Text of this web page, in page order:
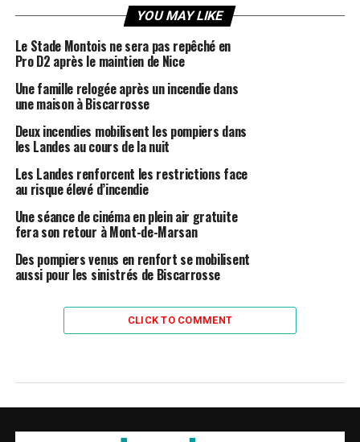
YOU MAY LIKE
Le Stade Montois ne sera pas repêché en
Pro D2 après le maintien de Nice
Une famille relogée après un incendie dans
une maison à Biscarrosse
Deux incendies mobilisent les pompiers dans
les Landes au cours de la nuit
Les Landes renforcent les restrictions face
au risque élevé d’incendie
Une séance de cinéma en plein air gratuite
fera son retour à Mont-de-Marsan
Des pompiers venus en renfort se mobilisent
aussi pour les sinistrés de Biscarrosse
CLICK TO COMMENT